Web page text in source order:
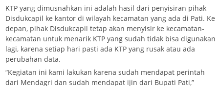
KTP yang dimusnahkan ini adalah hasil dari penyisiran pihak
Disdukcapil ke kantor di wilayah kecamatan yang ada di Pati. Ke
depan, pihak Disdukcapil tetap akan menyisir ke kecamatan-
kecamatan untuk menarik KTP yang sudah tidak bisa digunakan
lagi, karena setiap hari pasti ada KTP yang rusak atau ada
perubahan data.
“Kegiatan ini kami lakukan karena sudah mendapat perintah
dari Mendagri dan sudah mendapat ijin dari Bupati Pati,”